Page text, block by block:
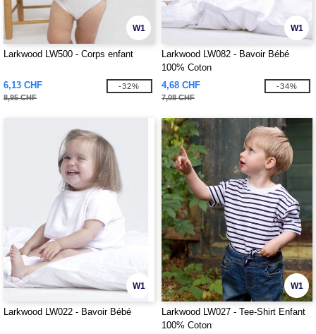
W1
Larkwood LW500 - Corps enfant
6,13 CHF
8,95 CHF
-32%
W1
Larkwood LW082 - Bavoir Bébé
100% Coton
4,68 CHF
7,08 CHF
-34%
W1
Larkwood LW022 - Bavoir Bébé
W1
Larkwood LW027 - Tee-Shirt Enfant
100% Coton